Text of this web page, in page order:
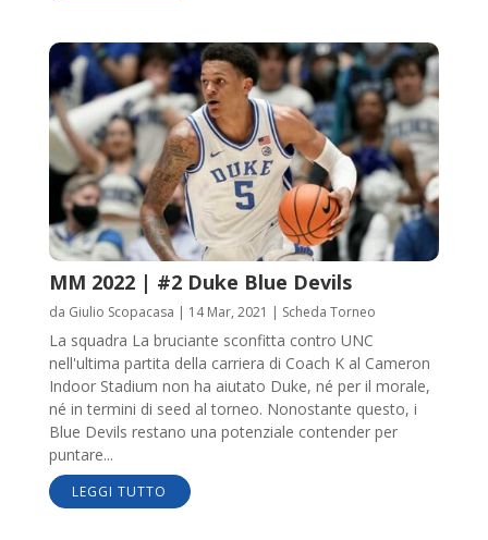
MM 2022 | #2 Duke Blue Devils
da Giulio Scopacasa | 14 Mar, 2021 | Scheda Torneo
La squadra La bruciante sconfitta contro UNC
nell'ultima partita della carriera di Coach K al Cameron
Indoor Stadium non ha aiutato Duke, né per il morale,
né in termini di seed al torneo. Nonostante questo, i
Blue Devils restano una potenziale contender per
puntare...
LEGGI TUTTO